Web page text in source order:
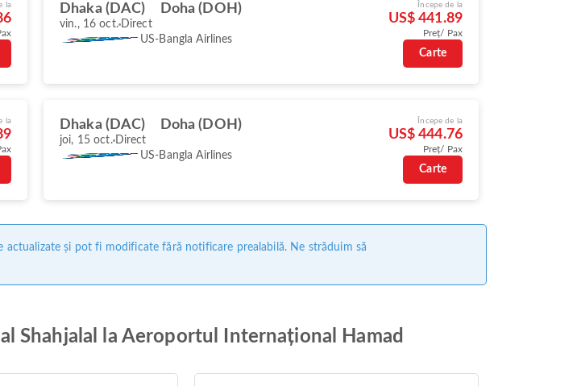
la Dhaka (DAC) Doha (DOH)
vin., 16 oct. Direct
US-Bangla Airlines
Începe de la
US$ 441.89
Preț/ Pax
Carte
la Dhaka (DAC) Doha (DOH)
joi, 15 oct. Direct
US-Bangla Airlines
Începe de la
US$ 444.76
Preț/ Pax
Carte
și pot fi modificate fără notificare prealabilă. Ne străduim să
Shahjalal la Aeroportul Internațional Hamad